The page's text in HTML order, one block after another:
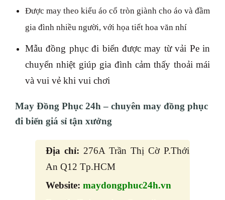
Được may theo kiểu áo cổ tròn giành cho áo và đầm
gia đình nhiều người, với họa tiết hoa văn nhí
Mẫu đồng phục đi biển được may từ vải Pe in
chuyển nhiệt giúp gia đình cảm thấy thoải mái
và vui vẻ khi vui chơi
May Đồng Phục 24h – chuyên may đồng phục
đi biển giá sỉ tận xưởng
Địa chỉ: 276A Trần Thị Cờ P.Thới
An Q12 Tp.HCM
Website: maydongphuc24h.vn